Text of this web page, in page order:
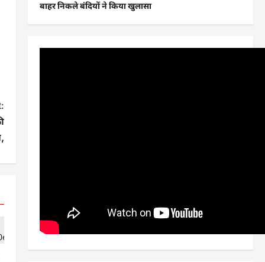
बाहर निकले बंदियों ने किया खुलासा